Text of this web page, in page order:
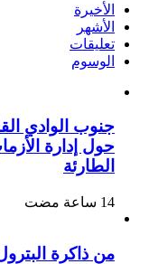
الأخيرة
الأشهر
تعليقات
الوسوم
جنوب الوادي
حول إدارة
الطارئة
من ذاكرة